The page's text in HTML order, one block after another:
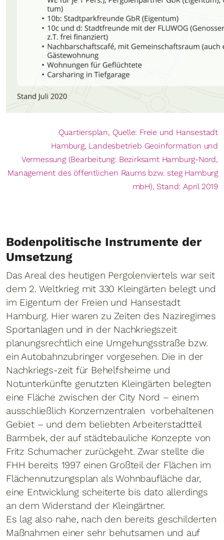
Quartiersplan, Quelle: Freie und Hansestadt
Hamburg, Landesbetrieb Geoinformation und
Vermessung (Bearbeitung: Bezirksamt Hamburg-Nord,
Management des öffentlichen Raums bzw. steg Hamburg
mbH), Stand: April 2019
Bodenpolitische Instrumente der
Umsetzung
Das Areal des heutigen Pergolenviertels war seit
dem 2. Weltkrieg mit 330 Kleingärten belegt und
im Eigentum der Freien und Hansestadt
Hamburg. Hier waren zu Zeiten des Naziregimes
Sportanlagen und in der Nachkriegszeit
planungsrechtlich eine Umgehungsstraße bzw.
ein Autobahnzubringer vorgesehen. Die in der
Nachkriegs-zeit für Behelfsheime und
Notunterkünfte genutzten Kleingärten belegten
eine Fläche zwischen der City Nord – einem
ausschließlich Konzernzentralen vorbehaltenen
Gebiet – und dem beliebten Arbeiterstadtteil
Barmbek, der auf städtebauliche Konzepte von
Fritz Schumacher zurückgeht. Zwar stellte die
FHH bereits 1997 einen Großteil der Flächen im
Flächennutzungsplan als Wohnbaufläche dar,
eine Entwicklung scheiterte bis dato allerdings
an dem Widerstand der Kleingärtner.
Es lag also nahe, nach den bereits geschilderten
Maßnahmen einer sehr behutsamen und auf